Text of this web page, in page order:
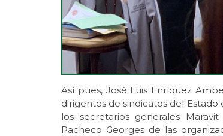
Así pues, José Luis Enríquez
dirigentes de sindicatos del
los secretarios generales
Pacheco Georges de las